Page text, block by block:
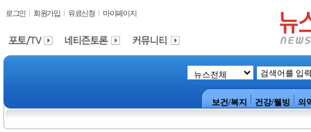
로그인 회원가입 유료신청 마이페이지
보건/복지 건강/웰빙 의